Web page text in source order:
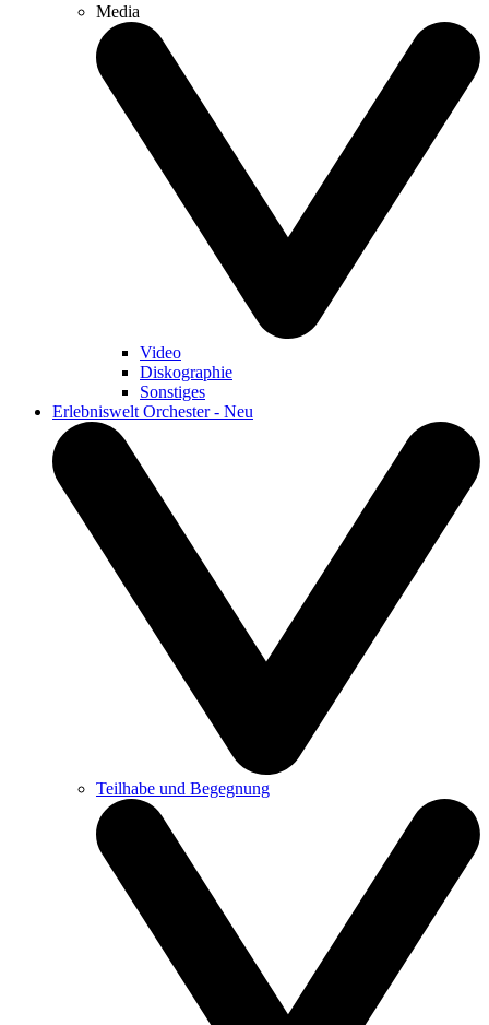
Media
Video
Diskographie
Sonstiges
Erlebniswelt Orchester - Neu
Teilhabe und Begegnung